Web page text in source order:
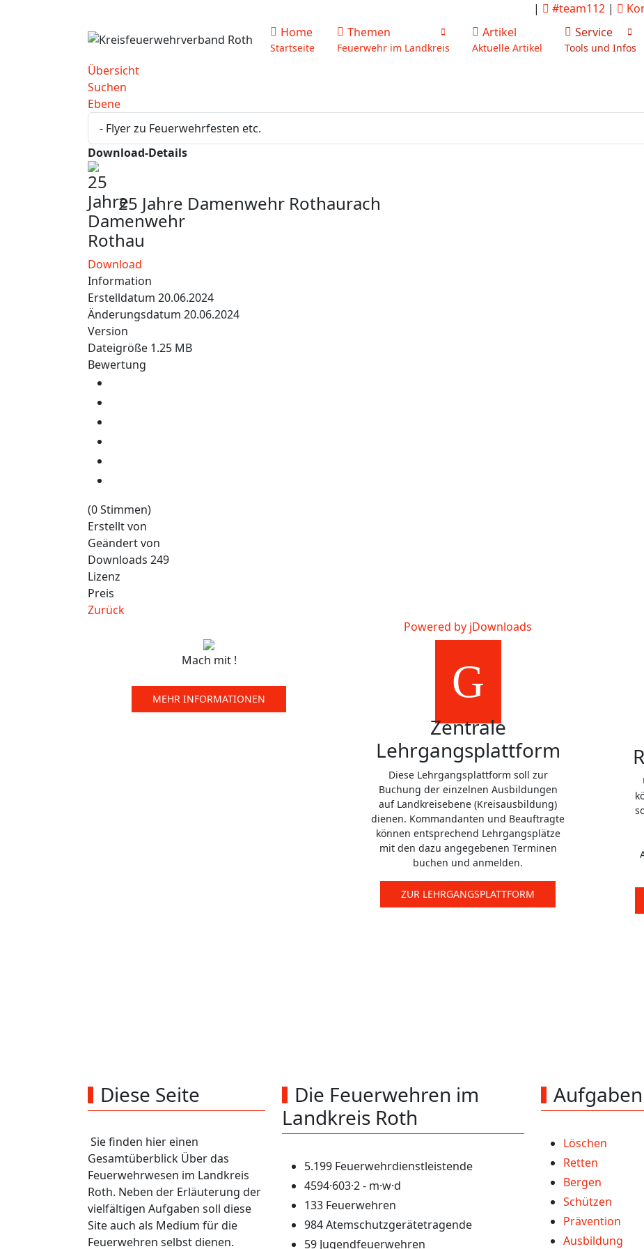
| #team112 |
Home
Startseite
Themen
Feuerwehr im Landkreis
Artikel
Aktuelle Artikel
Service
Tools und Infos
Übersicht
Suchen
Ebene
Download-Details
25 Jahre Damenwehr Rothaurach
Download
Information
Erstelldatum 20.06.2024
Änderungsdatum 20.06.2024
Version
Dateigröße 1.25 MB
Bewertung
(0 Stimmen)
Erstellt von
Geändert von
Downloads 249
Lizenz
Preis
Zurück
Powered by jDownloads
Mach mit !
MEHR INFORMATIONEN
Zentrale
Lehrgangsplattform
Diese Lehrgangsplattform soll zur
Buchung der einzelnen Ausbildungen
auf Landkreisebene (Kreisausbildung)
dienen. Kommandanten und Beauftragte
können entsprechend Lehrgangsplätze
mit den dazu angegebenen Terminen
buchen und anmelden.
ZUR LEHRGANGSPLATTFORM
Diese Seite
Sie finden hier einen
Gesamtüberblick Über das
Feuerwehrwesen im Landkreis
Roth. Neben der Erläuterung der
vielfältigen Aufgaben soll diese
Site auch als Medium für die
Feuerwehren selbst dienen.
Die Feuerwehren im
Landkreis Roth
5.199 Feuerwehrdienstleistende
4594·603·2 - m·w·d
133 Feuerwehren
984 Atemschutzgerätetragende
59 Jugendfeuerwehren
Aufgaben
Löschen
Retten
Bergen
Schützen
Prävention
Ausbildung